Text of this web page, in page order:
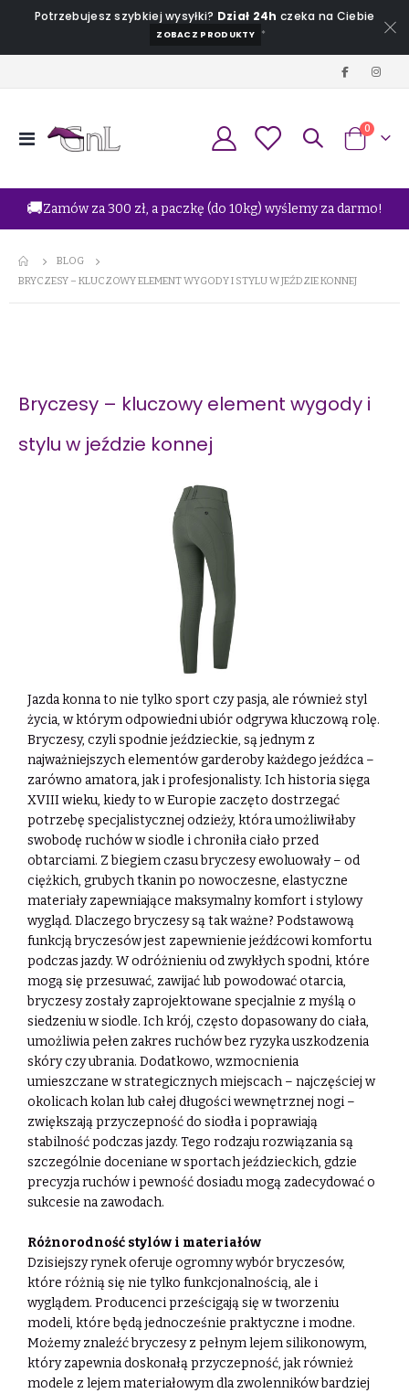
Potrzebujesz szybkiej wysyłki? Dział 24h czeka na Ciebie
ZOBACZ PRODUKTY *
Przełącznik
Koszyk
0
🚚Zamów za 300 zł, a paczkę (do 10kg) wyślemy za darmo!
BLOG
BRYCZESY – KLUCZOWY ELEMENT WYGODY I STYLU W JEŹDZIE KONNEJ
Bryczesy – kluczowy element wygody i
stylu w jeździe konnej
Jazda konna to nie tylko sport czy pasja, ale również styl
życia, w którym odpowiedni ubiór odgrywa kluczową rolę.
Bryczesy, czyli spodnie jeździeckie, są jednym z
najważniejszych elementów garderoby każdego jeźdźca –
zarówno amatora, jak i profesjonalisty. Ich historia sięga
XVIII wieku, kiedy to w Europie zaczęto dostrzegać
potrzebę specjalistycznej odzieży, która umożliwiłaby
swobodę ruchów w siodle i chroniła ciało przed
obtarciami. Z biegiem czasu bryczesy ewoluowały – od
ciężkich, grubych tkanin po nowoczesne, elastyczne
materiały zapewniające maksymalny komfort i stylowy
wygląd. Dlaczego bryczesy są tak ważne? Podstawową
funkcją bryczesów jest zapewnienie jeźdźcowi komfortu
podczas jazdy. W odróżnieniu od zwykłych spodni, które
mogą się przesuwać, zawijać lub powodować otarcia,
bryczesy zostały zaprojektowane specjalnie z myślą o
siedzeniu w siodle. Ich krój, często dopasowany do ciała,
umożliwia pełen zakres ruchów bez ryzyka uszkodzenia
skóry czy ubrania. Dodatkowo, wzmocnienia
umieszczane w strategicznych miejscach – najczęściej w
okolicach kolan lub całej długości wewnętrznej nogi –
zwiększają przyczepność do siodła i poprawiają
stabilność podczas jazdy. Tego rodzaju rozwiązania są
szczególnie doceniane w sportach jeździeckich, gdzie
precyzja ruchów i pewność dosiadu mogą zadecydować o
sukcesie na zawodach.
Różnorodność stylów i materiałów
Dzisiejszy rynek oferuje ogromny wybór bryczesów,
które różnią się nie tylko funkcjonalnością, ale i
wyglądem. Producenci prześcigają się w tworzeniu
modeli, które będą jednocześnie praktyczne i modne.
Możemy znaleźć bryczesy z pełnym lejem silikonowym,
który zapewnia doskonałą przyczepność, jak również
modele z lejem materiałowym dla zwolenników bardziej